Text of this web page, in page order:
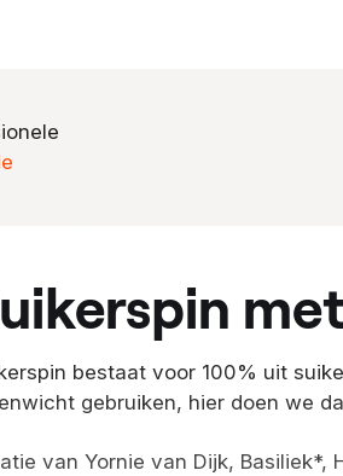
suikerspin
bestaat voor 100% uit
gebruiken, hier doen we
van Yornie van Dijk, Basiliek*,